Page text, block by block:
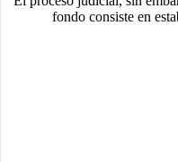
fondo consiste en